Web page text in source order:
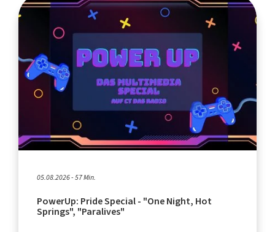
05.08.2026 - 57 Min.
PowerUp: Pride Special - "One Night, Hot
Springs", "Paralives"